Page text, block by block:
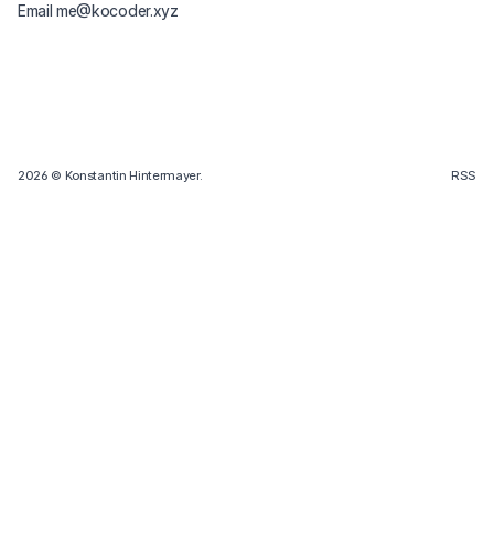
Emailme@kocoder.xyz
2026 © Konstantin Hintermayer. RSS